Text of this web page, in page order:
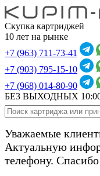
Скупка картриджей
10 лет на рынке
+7 (963) 711-73-41
+7 (903) 795-15-10
+7 (968) 014-80-90
БЕЗ ВЫХОДНЫХ
Уважаемые
Актуальную
телефону.